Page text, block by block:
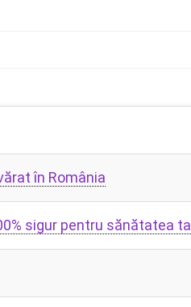
în România
sigur pentru sănătatea ta